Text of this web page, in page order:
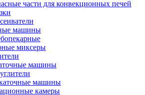
части для конвекционных печей
машины
миксеры
машины
машины
камеры